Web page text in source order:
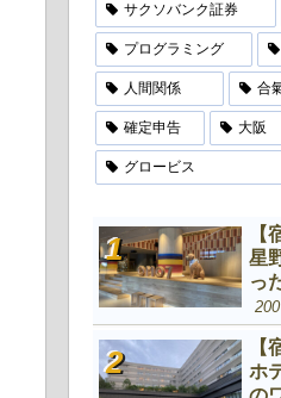
サクソバンク証券
プログラミング
人間関係 合
確定申告 大阪
グロービス
【
星
っ
【
ホ